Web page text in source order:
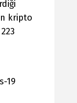
kripto
19